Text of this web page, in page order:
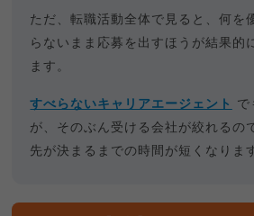
ただ、転職活動全体で見ると、何を
らないまま応募を出すほうが結果的
ます。
すべらないキャリアエージェント
で
が、そのぶん受ける会社が絞れるの
先が決まるまでの時間が短くなりま